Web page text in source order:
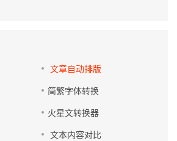
文章自动排版
简繁字体转换
火星文转换器
文本内容对比